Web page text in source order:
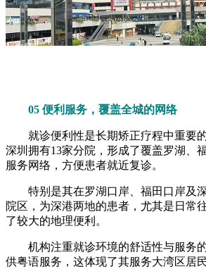
05 便利服务，覆盖全城的网络
就诊便利性是长期矫正疗程中重要
深圳拥有13家分院，形成了覆盖罗湖、
服务网络，方便患者就近复诊。
特别是其在罗湖口岸、福田口岸及
院区，为深港两地的患者，尤其是日常
了较大的地理便利。
机构注重就诊环境的舒适性与服务
供粤语服务，这体现了其服务大湾区居